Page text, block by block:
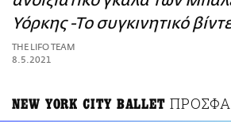
ΑΜΠΑ
PRINT
Υόρκης -Το συγκινητικό
THE LIFO TEAM
8.5.2021
NEW YORK CITY BALLET